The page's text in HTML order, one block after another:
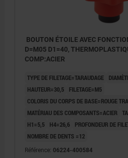
BOUTON ÉTOILE AVEC
D=M05 D1=40,
COMP:ACIER
TYPE DE FILETAGE=TARAUDAGE
HAUTEUR=30,5
FILETAGE=M5
COLORIS DU CORPS DE BASE=ROUGE
MATÉRIAU DES COMPOSANTS=ACIER
H1=5,5
H4=26,6
PROFONDEUR DE
NOMBRE DE DENTS =12
Référence: 06224-400584